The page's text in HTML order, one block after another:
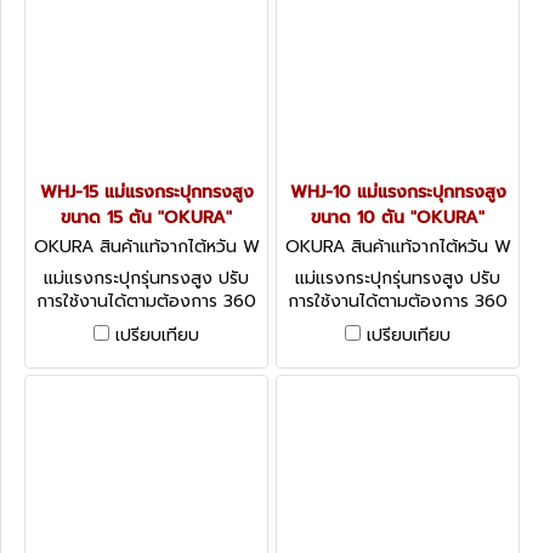
WHJ-15 แม่แรงกระปุกทรงสูง
ขนาด 15 ตัน "OKURA"
OKURA สินค้าแท้จากไต้หวัน W
HJ-15
แม่แรงกระปุกรุ่นทรงสูง ปรับ
การใช้งานได้ตามต้องการ 360
องศา ทั้งแนวตั้ง แนวตะแคง
แนวนอน
เปรียบเทียบ
WHJ-10 แม่แรงกระปุกทรงสูง
ขนาด 10 ตัน "OKURA"
OKURA สินค้าแท้จากไต้หวัน W
HJ-10
แม่แรงกระปุกรุ่นทรงสูง ปรับ
การใช้งานได้ตามต้องการ 360
องศา ทั้งแนวตั้ง แนวตะแคง
แนวนอน
เปรียบเทียบ